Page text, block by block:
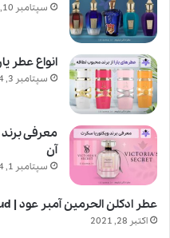
سپتامبر 10, 2024
انواع عطر
سپتامبر 3, 2024
معرفی
آن
سپتامبر 1, 2024
عطر ادکلن الحرمین آمبر عود | Al Haramain Amber Oud
اکتبر 28, 2021